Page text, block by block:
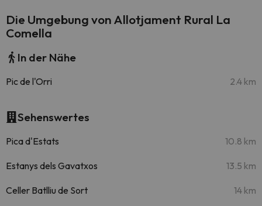
Die Umgebung von Allotjament Rural La
Comella
In der Nähe
Pic de l'Orri 2.4 km
Sehenswertes
Pica d'Estats 10.8 km
Estanys dels Gavatxos 13.5 km
Celler Batlliu de Sort 14 km